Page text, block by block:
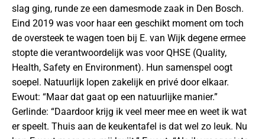
slag ging, runde ze een damesmode zaak in Den Bosch.
Eind 2019 was voor haar een geschikt moment om toch
de oversteek te wagen toen bij E. van Wijk degene ermee
stopte die verantwoordelijk was voor QHSE (Quality,
Health, Safety en Environment). Hun samenspel oogt
soepel. Natuurlijk lopen zakelijk en privé door elkaar.
Ewout: “Maar dat gaat op een natuurlijke manier.”
Gerlinde: “Daardoor krijg ik veel meer mee en weet ik wat
er speelt. Thuis aan de keukentafel is dat wel zo leuk. Nu